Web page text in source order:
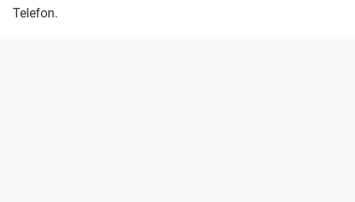
Telefon.